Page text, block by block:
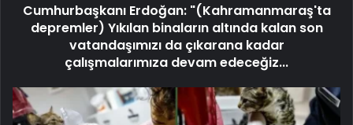
Cumhurbaşkanı Erdoğan: "(Kahramanmaraş'ta
depremler) Yıkılan binaların altında kalan son
vatandaşımızı da çıkarana kadar
çalışmalarımıza devam edeceğiz...